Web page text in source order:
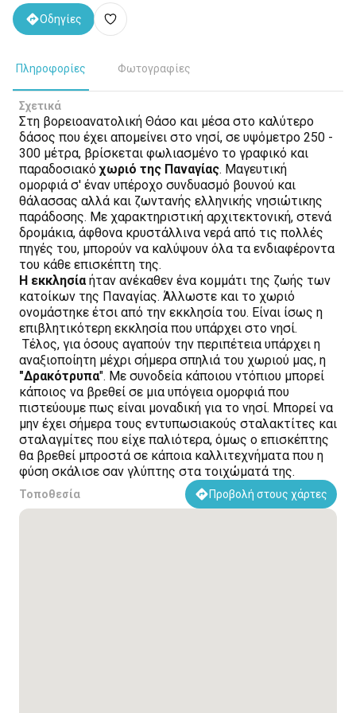
Οδηγίες
Πληροφορίες Φωτογραφίες
Σχετικά
Στη βορειοανατολική Θάσο και μέσα στο καλύτερο
δάσος που έχει απομείνει στο νησί, σε υψόμετρο 250 -
300 μέτρα, βρίσκεται φωλιασμένο το γραφικό και
παραδοσιακόχωριό της Παναγίας. Μαγευτική
ομορφιά σ' έναν υπέροχο συνδυασμό βουνού και
θάλασσας αλλά και ζωντανής ελληνικής νησιώτικης
παράδοσης. Με χαρακτηριστική αρχιτεκτονική, στενά
δρομάκια, άφθονα κρυστάλλινα νερά από τις πολλές
πηγές του, μπορούν να καλύψουν όλα τα ενδιαφέροντα
του κάθε επισκέπτη της.
Η εκκλησίαήταν ανέκαθεν ένα κομμάτι της ζωής των
κατοίκων της Παναγίας. Άλλωστε και το χωριό
ονομάστηκε έτσι από την εκκλησία του. Είναι ίσως η
επιβλητικότερη εκκλησία που υπάρχει στο νησί.
Τέλος, για όσους αγαπούν την περιπέτεια υπάρχει η
αναξιοποίητη μέχρι σήμερα σπηλιά του χωριού μας, η
"Δρακότρυπα". Με συνοδεία κάποιου ντόπιου μπορεί
κάποιος να βρεθεί σε μια υπόγεια ομορφιά που
πιστεύουμε πως είναι μοναδική για το νησί. Μπορεί να
μην έχει σήμερα τους εντυπωσιακούς σταλακτίτες και
σταλαγμίτες που είχε παλιότερα, όμως ο επισκέπτης
θα βρεθεί μπροστά σε κάποια καλλιτεχνήματα που η
φύση σκάλισε σαν γλύπτης στα τοιχώματά της.
Τοποθεσία Προβολή στους χάρτες